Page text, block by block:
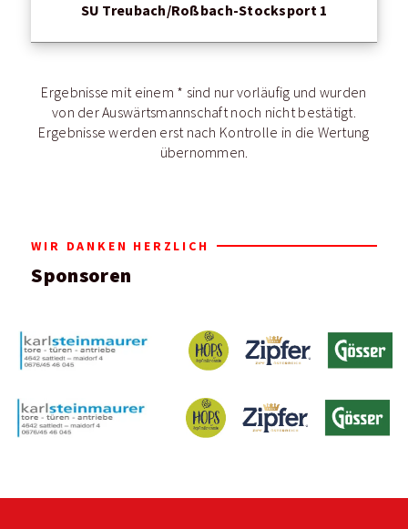
SU Treubach/Roßbach-Stocksport 1
Ergebnisse mit einem * sind nur vorläufig und wurden
von der Auswärtsmannschaft noch nicht bestätigt.
Ergebnisse werden erst nach Kontrolle in die Wertung
übernommen.
WIR DANKEN HERZLICH
Sponsoren